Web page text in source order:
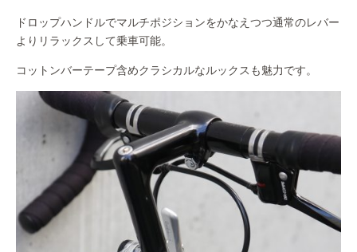
ドロップハンドルでマルチポジションをかなえつつ通常のレバー
よりリラックスして乗車可能。
コットンバーテープ含めクラシカルなルックスも魅力です。